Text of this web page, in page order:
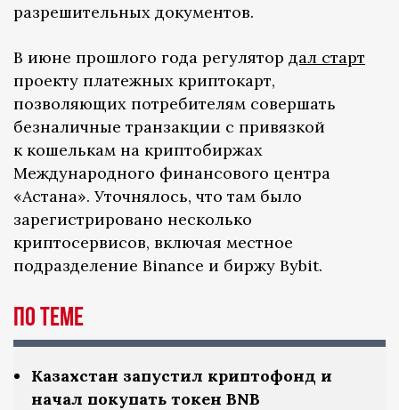
разрешительных документов.
В июне прошлого года регулятор дал старт
проекту платежных криптокарт,
позволяющих потребителям совершать
безналичные транзакции с привязкой
к кошелькам на криптобиржах
Международного финансового центра
«Астана». Уточнялось, что там было
зарегистрировано несколько
криптосервисов, включая местное
подразделение Binance и биржу Bybit.
По теме
Казахстан запустил криптофонд и
начал покупать токен BNB